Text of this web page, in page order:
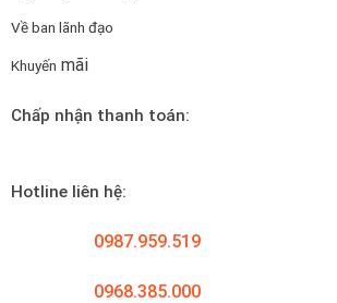
Về ban lãnh đạo
Khuyến mãi
Chấp nhận thanh toán:
Hotline liên hệ:
0987.959.519
0968.385.000